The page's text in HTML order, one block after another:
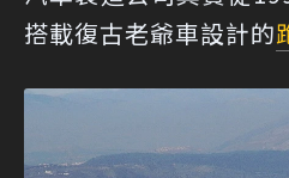
搭載復古老爺車設計的